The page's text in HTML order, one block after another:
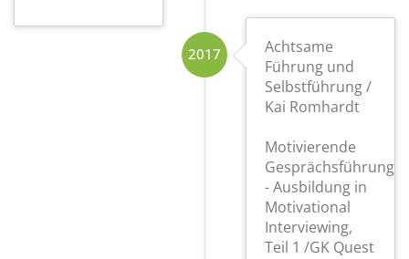
2017
Achtsame
Führung und
Selbstführung /
Kai Romhardt
Motivierende
Gesprächsführung
- Ausbildung in
Motivational
Interviewing,
Teil 1 /GK Quest